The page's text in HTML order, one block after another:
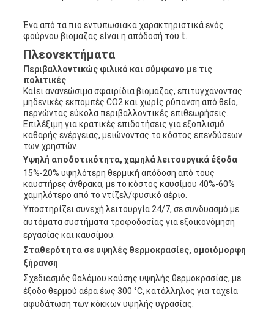
Ένα από τα πιο εντυπωσιακά χαρακτηριστικά ενός
φούρνου βιομάζας είναι η απόδοσή του.t.
Πλεονεκτήματα
Περιβαλλοντικώς φιλικό και σύμφωνο με τις
πολιτικές
Καίει ανανεώσιμα σφαιρίδια βιομάζας, επιτυγχάνοντας
μηδενικές εκπομπές CO2 και χωρίς ρύπανση από θείο,
περνώντας εύκολα περιβαλλοντικές επιθεωρήσεις.
Επιλέξιμη για κρατικές επιδοτήσεις για εξοπλισμό
καθαρής ενέργειας, μειώνοντας το κόστος επενδύσεων
των χρηστών.
Υψηλή αποδοτικότητα, χαμηλά λειτουργικά έξοδα
15%-20% υψηλότερη θερμική απόδοση από τους
καυστήρες άνθρακα, με το κόστος καυσίμου 40%-60%
χαμηλότερο από το ντίζελ/φυσικό αέριο.
Υποστηρίζει συνεχή λειτουργία 24/7, σε συνδυασμό με
αυτόματα συστήματα τροφοδοσίας για εξοικονόμηση
εργασίας και καυσίμου.
Σταθερότητα σε υψηλές θερμοκρασίες, ομοιόμορφη
ξήρανση
Σχεδιασμός θαλάμου καύσης υψηλής θερμοκρασίας, με
έξοδο θερμού αέρα έως 300 °C, κατάλληλος για ταχεία
αφυδάτωση των κόκκων υψηλής υγρασίας.